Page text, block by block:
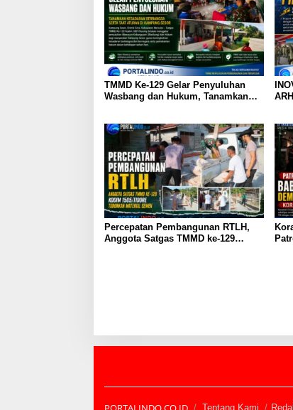
TMMD Ke-129 Gelar Penyuluhan
Wasbang dan Hukum, Tanamkan
Percepatan Pembangunan RTLH,
Anggota Satgas TMMD ke-129
Tentang Kami